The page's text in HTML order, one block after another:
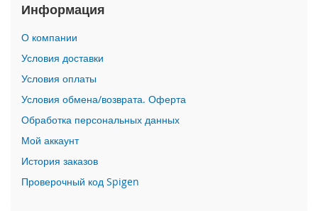
P
h
o
n
e
1
7
P
r
o
i
Информация
О компании
Условия доставки
Условия оплаты
Условия обмена/возврата. Оферта
Обработка персональных данных
Мой аккаунт
История заказов
Проверочный код Spigen